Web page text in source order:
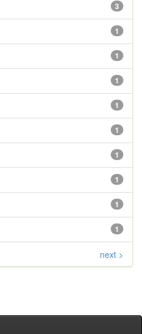
3
1
1
1
1
1
1
1
1
1
next >